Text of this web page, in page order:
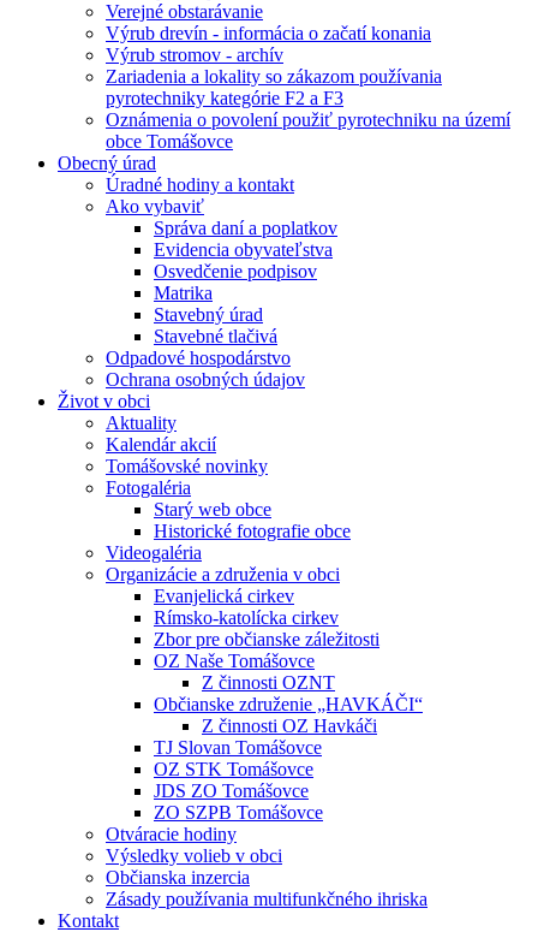
Verejné obstarávanie
Výrub drevín - informácia o začatí konania
Výrub stromov - archív
Zariadenia a lokality so zákazom používania
pyrotechniky kategórie F2 a F3
Oznámenia o povolení použiť pyrotechniku na území
obce Tomášovce
Obecný úrad
Úradné hodiny a kontakt
Ako vybaviť
Správa daní a poplatkov
Evidencia obyvateľstva
Osvedčenie podpisov
Matrika
Stavebný úrad
Stavebné tlačivá
Odpadové hospodárstvo
Ochrana osobných údajov
Život v obci
Aktuality
Kalendár akcií
Tomášovské novinky
Fotogaléria
Starý web obce
Historické fotografie obce
Videogaléria
Organizácie a združenia v obci
Evanjelická cirkev
Rímsko-katolícka cirkev
Zbor pre občianske záležitosti
OZ Naše Tomášovce
Z činnosti OZNT
Občianske združenie „HAVKÁČI“
Z činnosti OZ Havkáči
TJ Slovan Tomášovce
OZ STK Tomášovce
JDS ZO Tomášovce
ZO SZPB Tomášovce
Otváracie hodiny
Výsledky volieb v obci
Občianska inzercia
Zásady používania multifunkčného ihriska
Kontakt